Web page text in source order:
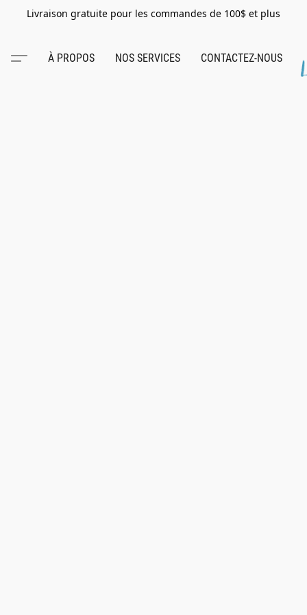
Livraison gratuite pour les commandes de 100$ et plus
À PROPOS NOS SERVICES CONTACTEZ-NOUS